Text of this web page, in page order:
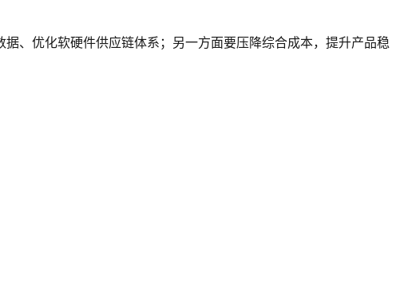
、优化软硬件供应链体系；另一方面要压降综合成本，提升产品稳